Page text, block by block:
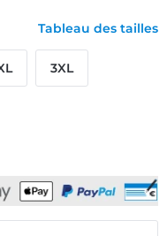
Tableau des tailles
3XL